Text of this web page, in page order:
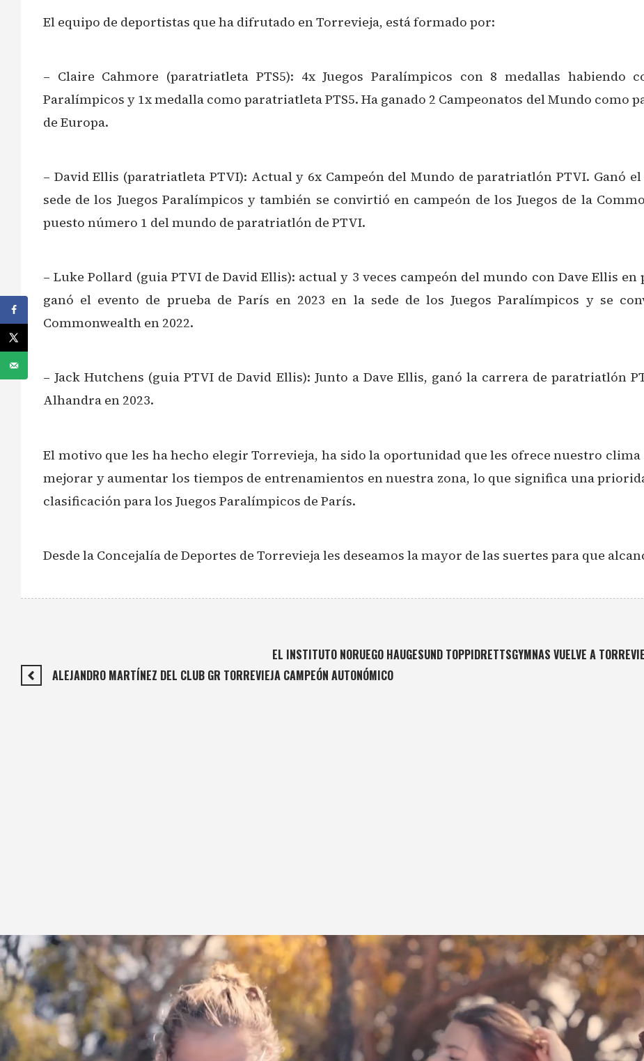
El equipo de deportistas que ha difrutado en Torrevieja, está formado por:
– Claire Cahmore (paratriatleta PTS5): 4x Juegos Paralímpicos con 8 medallas habiendo
Paralímpicos y 1x medalla como paratriatleta PTS5. Ha ganado 2 Campeonatos del Mundo como
de Europa.
– David Ellis (paratriatleta PTVI): Actual y 6x Campeón del Mundo de paratriatlón PTVI. Ganó
sede de los Juegos Paralímpicos y también se convirtió en campeón de los Juegos de la
puesto número 1 del mundo de paratriatlón de PTVI.
– Luke Pollard (guia PTVI de David Ellis): actual y 3 veces campeón del mundo con Dave Ellis
ganó el evento de prueba de París en 2023 en la sede de los Juegos Paralímpicos y se
Commonwealth en 2022.
– Jack Hutchens (guia PTVI de David Ellis): Junto a Dave Ellis, ganó la carrera de paratriatlón
Alhandra en 2023.
El motivo que les ha hecho elegir Torrevieja, ha sido la oportunidad que les ofrece nuestro
mejorar y aumentar los tiempos de entrenamientos en nuestra zona, lo que significa una
clasificación para los Juegos Paralímpicos de París.
Desde la Concejalía de Deportes de Torrevieja les deseamos la mayor de las suertes para que
EL INSTITUTO NORUEGO HAUGESUND TOPPIDRETTSGYMNAS VUELVE A
ALEJANDRO MARTÍNEZ DEL CLUB GR TORREVIEJA CAMPEÓN AUTONÓMICO